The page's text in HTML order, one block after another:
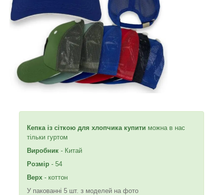
Кепка із сіткою для хлопчика купити можна в нас
тільки гуртом
Виробник - Китай
Розмір - 54
Верх - коттон
У пакованні 5 шт. з моделей на фото